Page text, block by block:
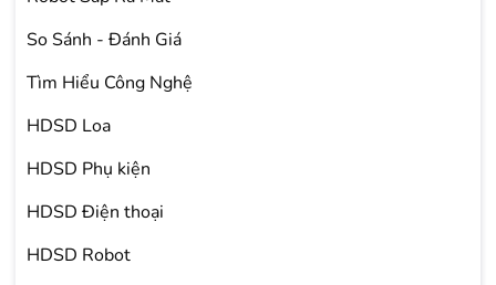
So Sánh - Đánh Giá
Tìm Hiểu Công Nghệ
HDSD Loa
HDSD Phụ kiện
HDSD Điện thoại
HDSD Robot